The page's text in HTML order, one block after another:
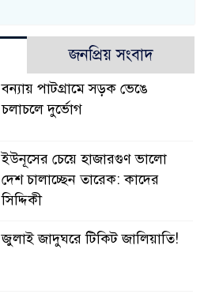
জনপ্রিয় সংবাদ
বন্যায় পাটগ্রামে সড়ক ভেঙে
চলাচলে দুর্ভোগ
ইউনূসের চেয়ে হাজারগুণ ভালো
দেশ চালাচ্ছেন তারেক: কাদের
সিদ্দিকী
জুলাই জাদুঘরে টিকিট জালিয়াতি!